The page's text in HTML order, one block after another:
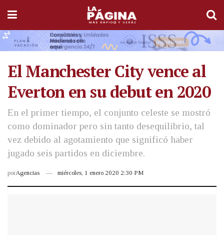
El Manchester City vence al
Everton en su debut en 2020
En el primer tiempo, el conjunto celeste se mostró
como dominador pero sin tanto desequilibrio, tal
vez debido al agotamiento que significó haber
jugado seis partidos en diciembre.
porAgencias miércoles, 1 enero 2020 2:30 PM